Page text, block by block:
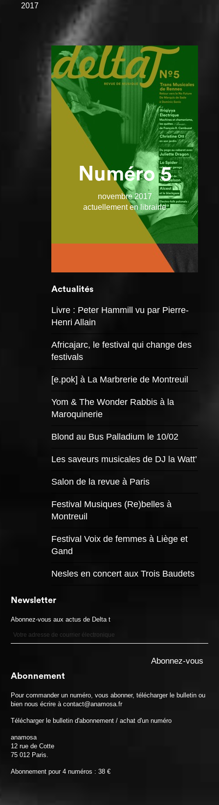
2017
Numéro 5
novembre 2017
actuellement en librairie
Actualités
Livre : Peter Hammill vu par Pierre-
Henri Allain
Africajarc, le festival qui change des
festivals
[e.pok] à La Marbrerie de Montreuil
Yom & The Wonder Rabbis à la
Maroquinerie
Blond au Bus Palladium le 10/02
Les saveurs musicales de DJ la Watt’
Salon de la revue à Paris
Festival Musiques (Re)belles à
Montreuil
Festival Voix de femmes à Liège et
Gand
Nesles en concert aux Trois Baudets
Newsletter
Abonnez-vous aux actus de Delta t
Abonnement
Pour commander un numéro, vous abonner, télécharger le bulletin ou
bien nous écrire à contact@anamosa.fr
Télécharger le bulletin d'abonnement / achat d'un numéro
anamosa
12 rue de Cotte
75 012 Paris.
Abonnement pour 4 numéros : 38 €